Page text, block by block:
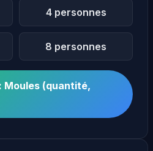
4 personnes
8 personnes
Moules (quantité,